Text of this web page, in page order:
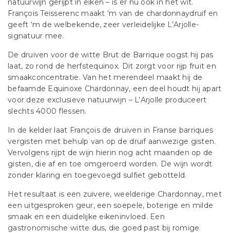
natuurwijn gerijpt in eiken – is er nu ook in het wit.
François Teisserenc maakt ‘m van de chardonnaydruif en
geeft ‘m de welbekende, zeer verleidelijke L’Arjolle-
signatuur mee.
De druiven voor de witte Brut de Barrique oogst hij pas
laat, zo rond de herfstequinox. Dit zorgt voor rijp fruit en
smaakconcentratie. Van het merendeel maakt hij de
befaamde Equinoxe Chardonnay, een deel houdt hij apart
voor deze exclusieve natuurwijn – L’Arjolle produceert
slechts 4000 flessen.
In de kelder laat François de druiven in Franse barriques
vergisten met behulp van op de druif aanwezige gisten.
Vervolgens rijpt de wijn hierin nog acht maanden op de
gisten, die af en toe omgeroerd worden. De wijn wordt
zonder klaring en toegevoegd sulfiet gebotteld.
Het resultaat is een zuivere, weelderige Chardonnay, met
een uitgesproken geur, een soepele, boterige en milde
smaak en een duidelijke eikeninvloed. Een
gastronomische witte dus, die goed past bij romige